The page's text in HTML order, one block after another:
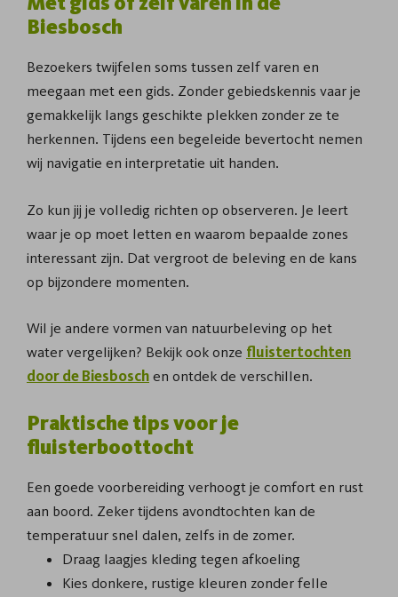
Biesbosch
Bezoekers twijfelen soms tussen zelf varen en
meegaan met een gids. Zonder gebiedskennis vaar je
gemakkelijk langs geschikte plekken zonder ze te
herkennen. Tijdens een begeleide bevertocht nemen
wij navigatie en interpretatie uit handen.
Zo kun jij je volledig richten op observeren. Je leert
waar je op moet letten en waarom bepaalde zones
interessant zijn. Dat vergroot de beleving en de kans
op bijzondere momenten.
Wil je andere vormen van natuurbeleving op het
water vergelijken? Bekijk ook onze fluistertochten
door de Biesbosch en ontdek de verschillen.
Praktische tips voor je
fluisterboottocht
Een goede voorbereiding verhoogt je comfort en rust
aan boord. Zeker tijdens avondtochten kan de
temperatuur snel dalen, zelfs in de zomer.
Draag laagjes kleding tegen afkoeling
Kies donkere, rustige kleuren zonder felle